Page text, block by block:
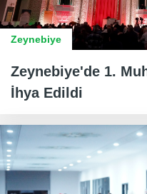
Zeynebiye
Zeynebiye'de 1.
İhya Edildi